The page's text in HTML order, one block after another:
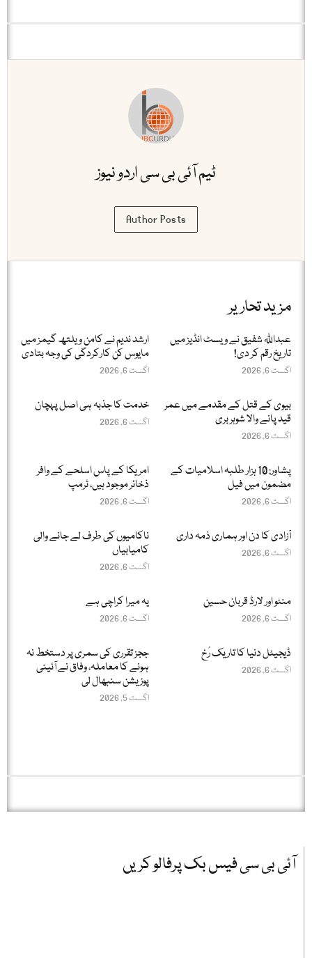
ٹیم آئی بی سی اردو نیوز
Author Posts
مزید تحاریر
عبداللّٰہ شفیق نے ویسٹ انڈیز میں
تاریخ رقم کر دی!
اگست 6, 2026
ارشد ندیم نے کامن ویلتھ گیمز میں
مایوس کن کارکردگی کی وجہ بتادی
اگست 6, 2026
بیوی کے قتل کے مقدمے میں عمر
قید پانے والا شوہر بری
اگست 6, 2026
خدمت کا جذبہ ہی اصل پہچان
اگست 6, 2026
پشاور: 10 ہزار طلبہ اسلامیات کے
مضمون میں فیل
اگست 6, 2026
امریکا کے پاس اسلحے کے وافر
ذخائر موجود ہیں، ٹرمپ
اگست 6, 2026
آزادی کا دن اور ہماری ذمہ داری
اگست 6, 2026
ناکامیوں کی طرف لے جانے والی
کامیابیاں
اگست 6, 2026
منٹو اور لارڈ قربان حسین
اگست 6, 2026
یہ میرا کراچی ہے
اگست 6, 2026
ڈیجیٹل دنیا کا تاریک رُخ
اگست 6, 2026
ججز تقرری کی سمری پر دستخط نہ
ہونے کا معاملہ، وفاق نے آئینی
پوزیشن سنبھال لی
اگست 5, 2026
آئی بی سی فیس بک پرفالو کریں